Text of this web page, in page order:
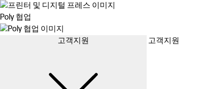
Poly 협업
고객지원 고객지원